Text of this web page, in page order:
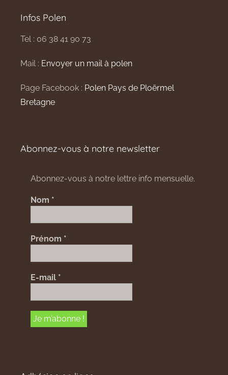
Infos Polen
Tel : 06 38 41 90 73
Mail : Envoyer un mail à polen
Page Facebook : Polen Pays de Ploërmel
Bretagne
Abonnez-vous à notre newsletter
Abonnez-vous à notre lettre info mensuelle.
Nom *
Prénom *
E-mail *